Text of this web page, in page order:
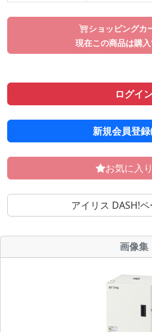
ショッピングカ
現在この商品は購
ログイ
新規会員登
お気に入
アイリス DASH!
画像集